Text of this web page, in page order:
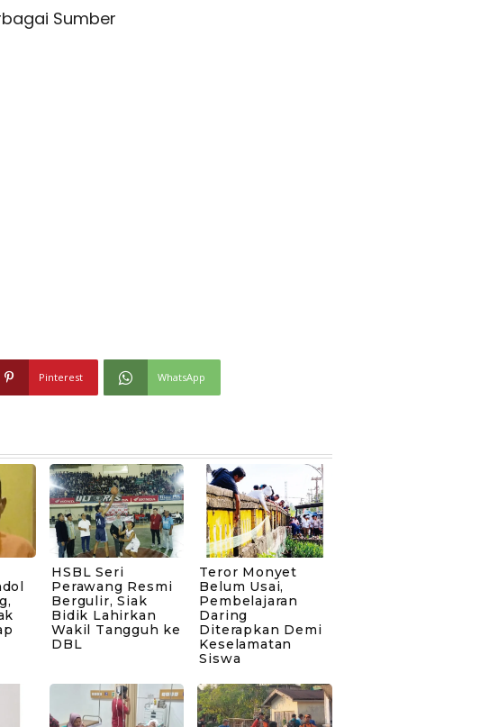
Sumber
Pinterest WhatsApp
HSBL Seri
Perawang Resmi
Bergulir, Siak
Bidik Lahirkan
Wakil Tangguh ke
DBL
Teror Monyet
Belum Usai,
Pembelajaran
Daring
Diterapkan Demi
Keselamatan
Siswa